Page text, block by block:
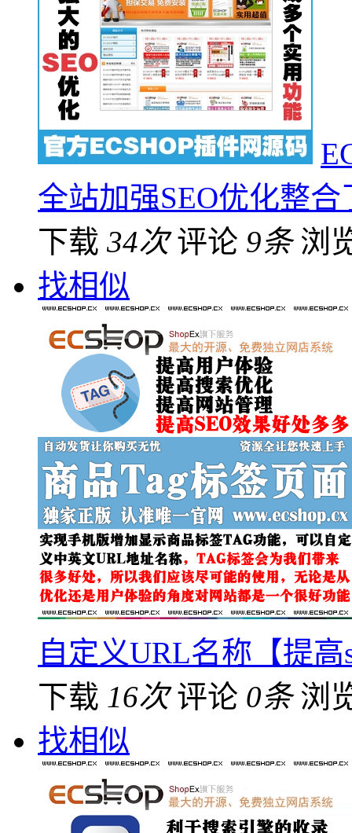
全站加强SEO优化整
下载 34次 评论 9条 浏
找相似
自定义URL名称【提
下载 16次 评论 0条 浏
找相似